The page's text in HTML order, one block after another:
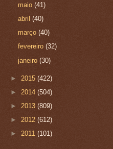
maio(41)
abril(40)
março(40)
fevereiro(32)
janeiro(30)
► 2015 (422)
► 2014 (504)
► 2013 (809)
► 2012 (612)
► 2011 (101)